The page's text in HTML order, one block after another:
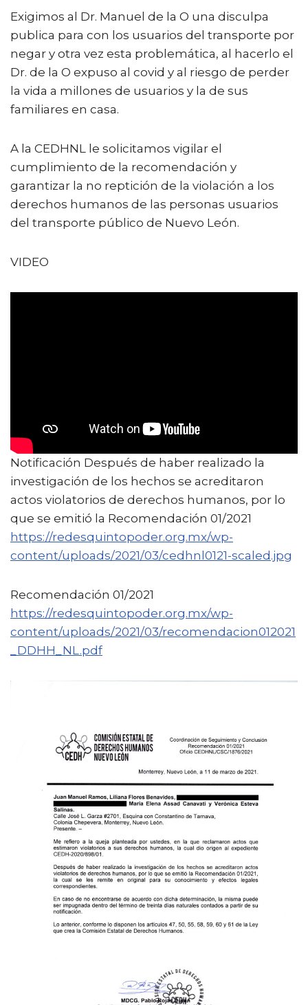
Exigimos al Dr. Manuel de la O una disculpa
publica para con los usuarios del transporte por
negar y otra vez esta problemática, al hacerlo el
Dr. de la O expuso al covid y al riesgo de perder
la vida a millones de usuarios y la de sus
familiares en casa.
A la CEDHNL le solicitamos vigilar el
cumplimiento de la recomendación y
garantizar la no reptición de la violación a los
derechos humanos de las personas usuarios
del transporte público de Nuevo León.
VIDEO
Notificación Después de haber realizado la
investigación de los hechos se acreditaron
actos violatorios de derechos humanos, por lo
que se emitió la Recomendación 01/2021
https://redesquintopoder.org.mx/wp-
content/uploads/2021/03/cedhnl0121-scaled.jpg
Recomendación 01/2021
https://redesquintopoder.org.mx/wp-
content/uploads/2021/03/recomendacion012021
_DDHH_NL.pdf